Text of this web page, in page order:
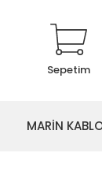
Sepetim
MARİN